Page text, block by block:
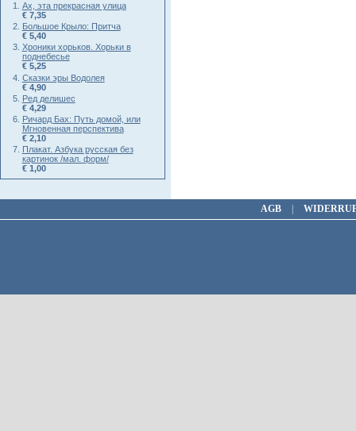
Ах, эта прекрасная улица
€ 7,35
Большое Крыло: Притча
€ 5,40
Хроники хорьков. Хорьки в
поднебесье
€ 5,25
Сказки эры Водолея
€ 4,90
Ред делишес
€ 4,29
Ричард Бах: Путь домой, или
Мгновенная перспектива
€ 2,10
Плакат. Азбука русская без
картинок /мал. форм/
€ 1,00
AGB